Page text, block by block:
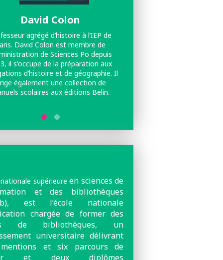
David Colon
agrégé d’histoire à l’IEP de
David Colon est membre de
de Sciences Po depuis
il s'occupe de la préparation aux
d’histoire et de géographie. Il
également une collection de
scolaires aux éditions Belin.
France (promotion 2010)3,
nationale supérieure en sciences de
et des bibliothèques
est l’école nationale
chargée de former des
de bibliothèques, un
universitaire délivrant
et six parcours de
et deux diplômes